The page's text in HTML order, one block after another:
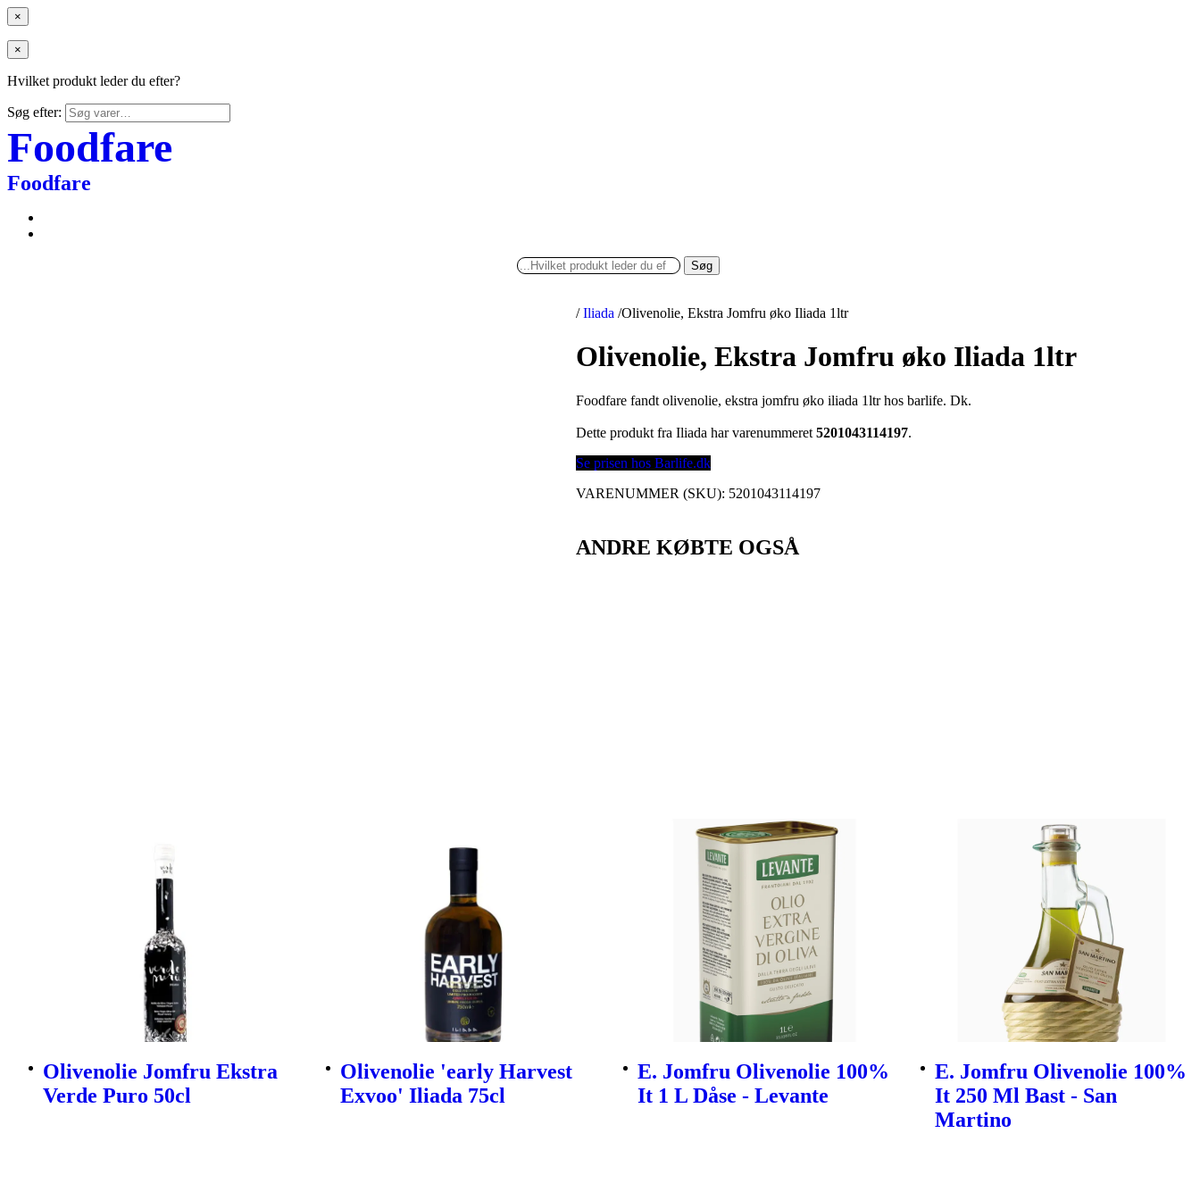
×
×
Hvilket produkt leder du efter?
Søg efter:
Foodfare
Foodfare
Søg
/ Iliada /Olivenolie, Ekstra Jomfru øko Iliada 1ltr
Olivenolie, Ekstra Jomfru øko Iliada 1ltr
Foodfare fandt olivenolie, ekstra jomfru øko iliada 1ltr hos barlife. Dk.
Dette produkt fra Iliada har varenummeret5201043114197.
Se prisen hos Barlife.dk
VARENUMMER (SKU): 5201043114197
ANDRE KØBTE OGSÅ
Olivenolie Jomfru Ekstra
Verde Puro 50cl
Olivenolie 'early Harvest
Exvoo' Iliada 75cl
E. Jomfru Olivenolie 100%
It 1 L Dåse - Levante
E. Jomfru Olivenolie 100%
It 250 Ml Bast - San
Martino